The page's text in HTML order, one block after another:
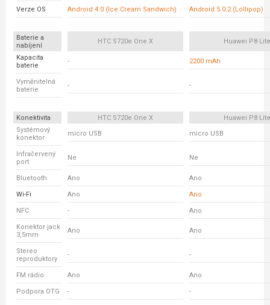
Verze OS Android 4.0 (Ice Cream Sandwich) Android 5.0.2 (Lollipop)
Baterie a
nabíjení
HTC S720e One X Huawei P8 Lite
Kapacita
baterie
- 2200 mAh
Vyměnitelná
baterie
- -
Konektivita HTC S720e One X
Huawei P8 Lite
Systémový
konektor
micro USB micro USB
Infračervený
port
Ne Ne
Bluetooth Ano Ano
Wi-Fi Ano Ano
NFC - Ano
Konektor jack
3,5mm
Ano Ano
Stereo
reproduktory
- -
FM rádio Ano Ano
Podpora OTG - -